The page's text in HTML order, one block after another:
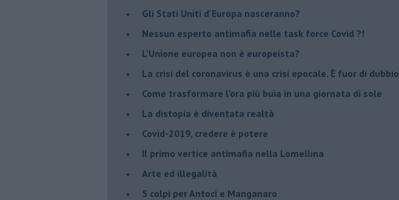
Gli Stati Uniti d'Europa nasceranno?
Nessun esperto antimafia nelle task force Covid ?!
L'Unione europea non è europeista?
La crisi del coronavirus è una crisi epocale. È fuor di dubbio
Come trasformare l'ora più buia in una giornata di sole
​La distopia è diventata realtà
Covid-2019, credere è potere
Il primo vertice antimafia nella Lomellina
Arte ed illegalità
​5 colpi per Antoci e Manganaro